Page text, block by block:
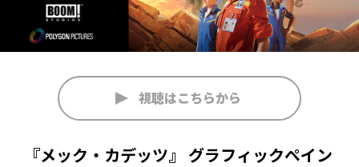
視聴はこちらから
『メック・カデッツ』 グラフィックペイン